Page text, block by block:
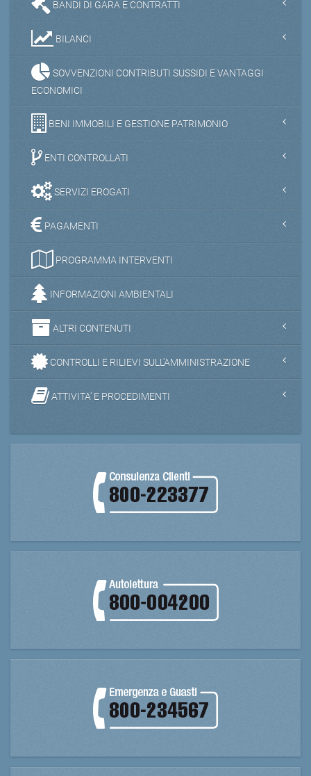
BANDI DI GARA E CONTRATTI
BILANCI
SOVVENZIONI CONTRIBUTI SUSSIDI E VANTAGGI
ECONOMICI
BENI IMMOBILI E GESTIONE PATRIMONIO
ENTI CONTROLLATI
SERVIZI EROGATI
PAGAMENTI
PROGRAMMA INTERVENTI
INFORMAZIONI AMBIENTALI
ALTRI CONTENUTI
CONTROLLI E RILIEVI SULL'AMMINISTRAZIONE
ATTIVITA' E PROCEDIMENTI